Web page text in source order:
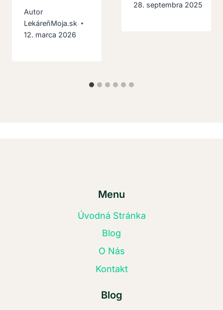
Autor
LekáreňMoja.sk
12. marca 2026
28. septembra 2025
Menu
Úvodná Stránka
Blog
O Nás
Kontakt
Blog